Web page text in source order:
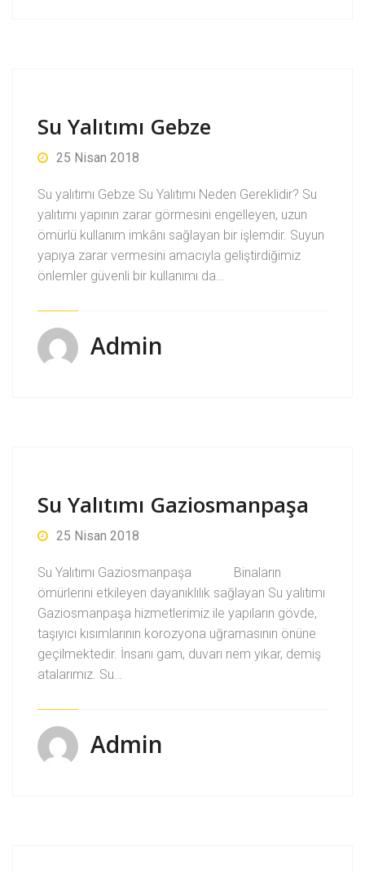
Su Yalıtımı Gebze
25 Nisan 2018
Su yalıtımı Gebze Su Yalıtımı Neden Gereklidir? Su
yalıtımı yapının zarar görmesini engelleyen, uzun
ömürlü kullanım imkânı sağlayan bir işlemdir. Suyun
yapıya zarar vermesini amacıyla geliştirdiğimiz
önlemler güvenli bir kullanımı da…
Admin
Su Yalıtımı Gaziosmanpaşa
25 Nisan 2018
Su Yalıtımı Gaziosmanpaşa Binaların
ömürlerini etkileyen dayanıklılık sağlayan Su yalıtımı
Gaziosmanpaşa hizmetlerimiz ile yapıların gövde,
taşıyıcı kısımlarının korozyona uğramasının önüne
geçilmektedir. İnsanı gam, duvarı nem yıkar, demiş
atalarımız. Su…
Admin